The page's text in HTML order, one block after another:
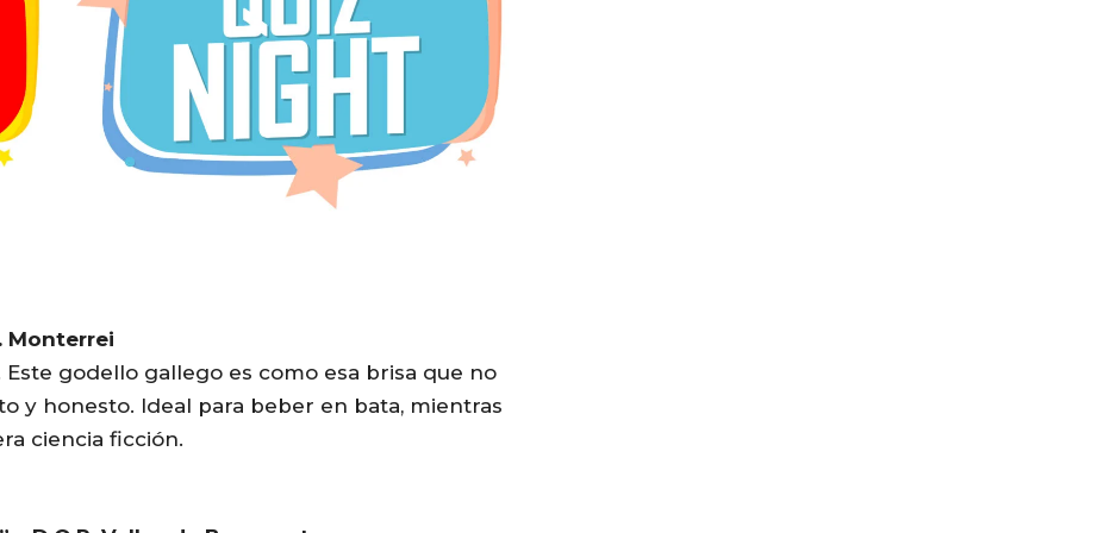
Monterrei
godello gallego es como esa brisa que no
y honesto. Ideal para beber en bata, mientras
ciencia ficción.